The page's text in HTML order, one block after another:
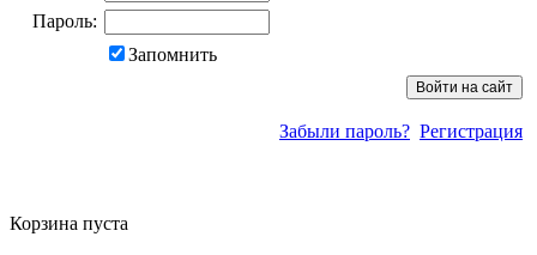
Пароль:
Запомнить
Забыли пароль? Регистрация
Корзина пуста